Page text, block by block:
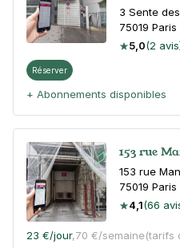
3 Sente
75019 Paris
5,0(2
Réserver
+ Abonnements disponibles
153 rue
153 rue
75019 Paris
4,1(66
23 €/jour,70 €/semaine(tarifs